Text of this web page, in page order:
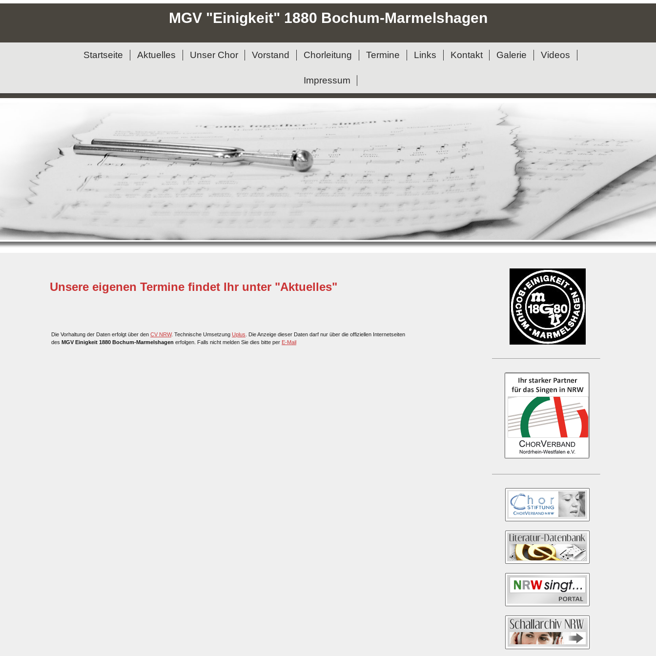
MGV "Einigkeit" 1880 Bochum-Marmelshagen
Startseite Aktuelles Unser Chor Vorstand Chorleitung Termine Links Kontakt Galerie Videos
Impressum
Unsere eigenen Termine findet Ihr unter "Aktuelles"
Die Vorhaltung der Daten erfolgt über den CV NRW. Technische Umsetzung Uplus . Die Anzeige dieser Daten darf nur über die offiziellen Internetseiten
des MGV Einigkeit 1880 Bochum-Marmelshagen erfolgen. Falls nicht melden Sie dies bitte per E-Mail